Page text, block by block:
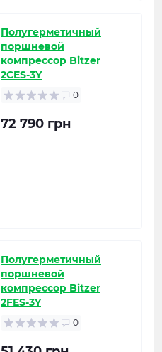
Полугерметичный
поршневой
компрессор Bitzer
2CES-3Y
0
72 790 грн
Полугерметичный
поршневой
компрессор Bitzer
2FES-3Y
0